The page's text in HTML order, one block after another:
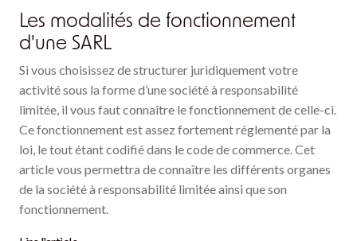
Les modalités de fonctionnement
d'une SARL
Si vous choisissez de structurer juridiquement votre
activité sous la forme d’une société à responsabilité
limitée, il vous faut connaître le fonctionnement de celle-ci.
Ce fonctionnement est assez fortement réglementé par la
loi, le tout étant codifié dans le code de commerce. Cet
article vous permettra de connaître les différents organes
de la société à responsabilité limitée ainsi que son
fonctionnement.